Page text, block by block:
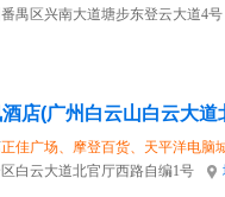
禺区兴南大道塘步东登云大道4号
酒店(广州白云山白云大道
正佳广场、摩登百货、天平洋电脑
白云大道北官厅西路自编1号